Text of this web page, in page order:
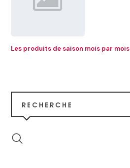
Les produits de saison mois par mois
RECHERCHE